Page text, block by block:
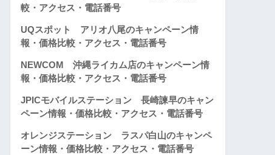
較・アクセス・電話番号
UQスポット アリオ八尾のキャンペーン情
報・価格比較・アクセス・電話番号
NEWCOM 沖縄ライカム店のキャンペーン情
報・価格比較・アクセス・電話番号
JPICモバイルステーション 長崎諫早のキャン
ペーン情報・価格比較・アクセス・電話番号
オレンジステーション ラスパ白山のキャンペ
ーン情報・価格比較・アクセス・電話番号